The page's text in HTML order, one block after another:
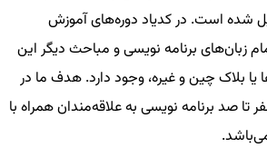
شده است. در کدیاد دوره‌های آموزش
زبان‌های برنامه نویسی و مباحث دیگر این
یا بلاک چین و غیره، وجود دارد. هدف ما در
تا صد برنامه نویسی به علاقه‌مندان همراه با